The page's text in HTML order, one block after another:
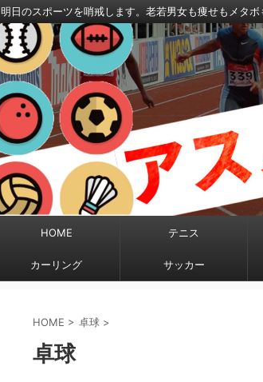
明日のスポーツを哨戒します。老若男女も痩せもメタボ
HOME テニス
カーリング サッカー
HOME > 卓球 >
卓球